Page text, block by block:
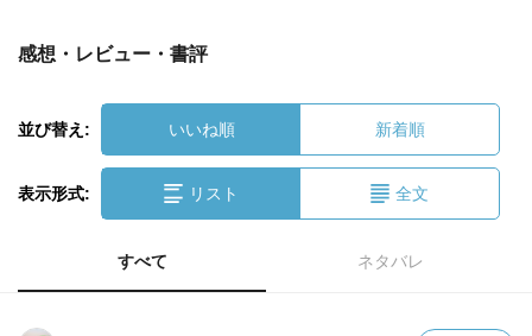
感想・レビュー・書評
並び替え: いいね順 新着順
表示形式: リスト 全文
すべて ネタバレ